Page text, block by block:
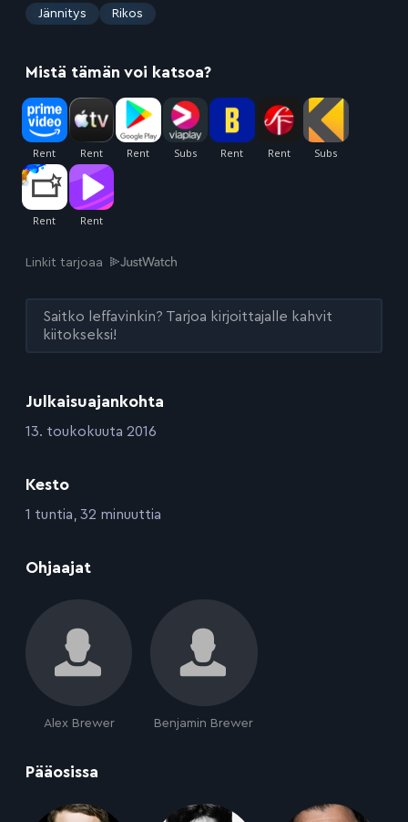
Julkaisuajankohta
:13. toukokuuta 2016
Kesto
:1 tuntia, 32 minuuttia
Ohjaajat
Alex Brewer Benjamin Brewer
Pääosissa
: Jännitys Rikos
Mistä tämän voi katsoa?
Linkit tarjoaa
Saitko leffavinkin? Tarjoa kirjoittajalle kahvit
kiitokseksi!